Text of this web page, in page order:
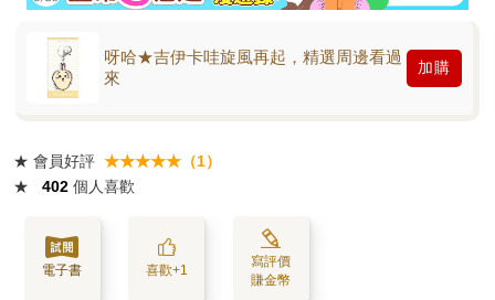
呀哈★吉伊卡哇旋風再起，精選周邊看過
來
加購
★ 會員好評 ★★★★★（1）
★
402 個人喜歡
電子書 喜歡+1
寫評價
賺金幣